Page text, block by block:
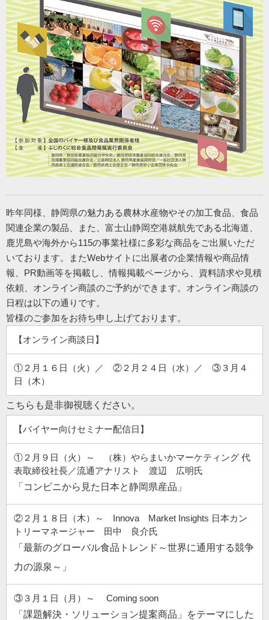
昨年同様、静岡県の魅力ある農林水産物やその加工食品、 食品
関連企業の製品、また、富士山静岡空港就航先である北海道、
鹿児島や海外から115の事業社様に多彩な商品をご出展いただ
いております。またWebサイトに出展者の企業情報や商品情
報、 PR動画等を掲載し、情報掲載ページから、資料請求や見積
依頼、 オンライン商談のご予約ができます。オンライン商談の
日程は以下の通りです。
皆様のご参加をお待ち申し上げております。
【オンライン商談日】
①２月１６日（火）／ ②２月２４日（水）／ ③３月４
日（木）
こちらも是非御視聴ください。
【バイヤー向けセミナー配信日】
①２月９日（火）～ （株）やらまいかマーケティング 代
表取締役社長／流通アナリスト 渡辺 広明氏
「コンビニから見た日本と静岡県産品」
②２月１８日（木）～ Innova Market Insights 日本カン
トリーマネージャー 田中 良介氏
「最新のグローバル食品トレンド～世界に通用する競争
力の源泉～ 」
③３月１日（月）～ Coming soon
「課題解決・ソリューション提案商品」をテーマにした